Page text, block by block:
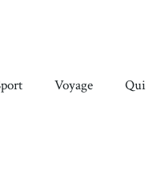
Voyage Qui